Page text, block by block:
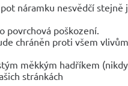
náramku nesvědčí stejně
poškození.
chráněn proti všem
měkkým hadříkem (nikdy
stránkách